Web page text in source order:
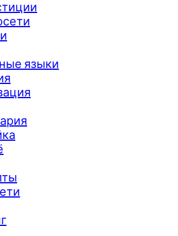
языки